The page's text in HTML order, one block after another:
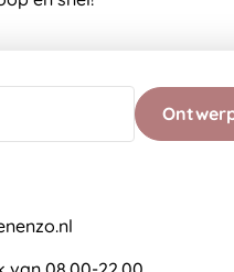
Ontwerp
van 08.00-22.00